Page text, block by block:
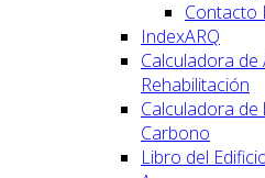
Contacto
IndexARQ
Calculadora de
Rehabilitación
Calculadora de
Carbono
Libro del